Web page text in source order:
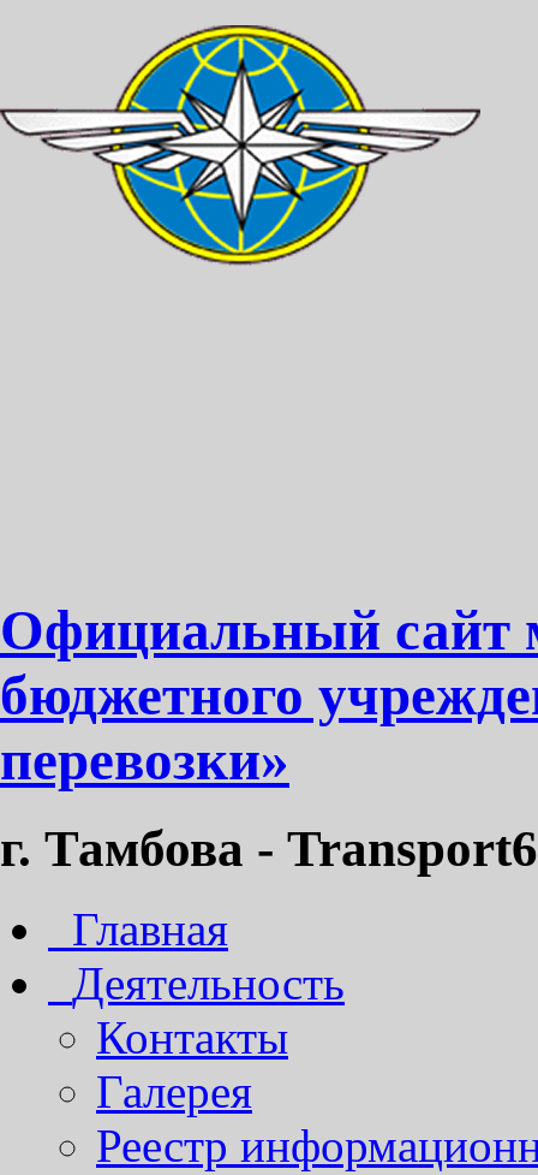
Официальный сайт
бюджетного
перевозки»
г. Тамбова -
Главная
Деятельность
Контакты
Галерея
Реестр